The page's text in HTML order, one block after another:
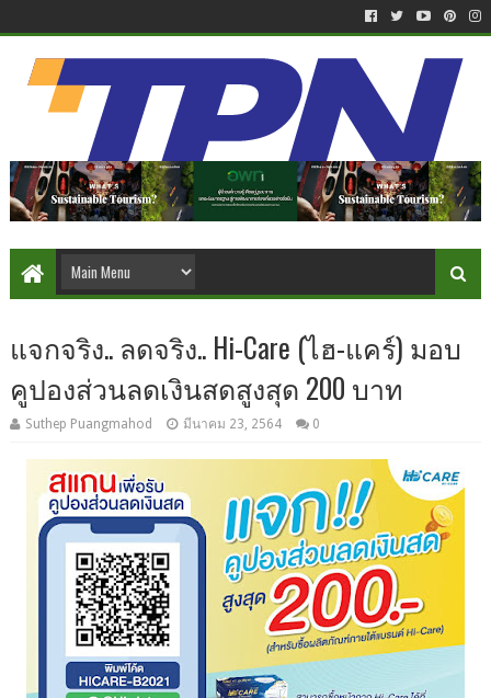
แจกจริง.. ลดจริง.. Hi-Care (ไฮ-แคร์) มอบ
คูปองส่วนลดเงินสดสูงสุด 200 บาท
Suthep Puangmahod มีนาคม 23, 2564 0